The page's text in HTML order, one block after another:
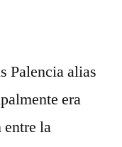
Palencia alias
era
entre la